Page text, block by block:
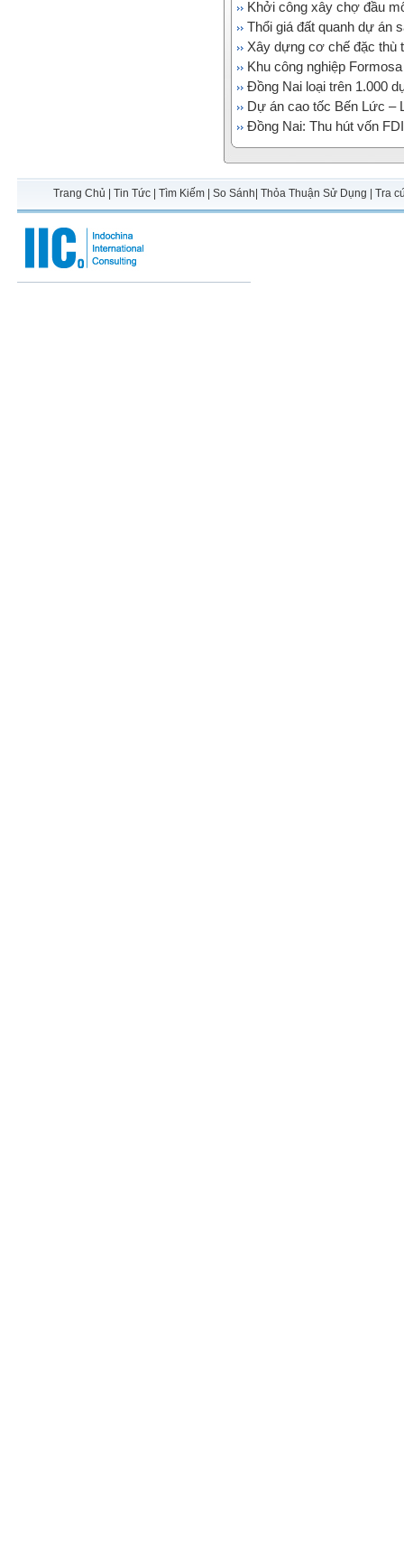
Khởi công xây chợ đầu
Thổi giá đất quanh dự án
Xây dựng cơ chế đặc thù
Khu công nghiệp
​Đồng Nai loại trên 1.000
Dự án cao tốc Bến Lức –
Đồng Nai: Thu hút vốn
Trang Chủ Tin Tức Tìm Kiếm So Sánh Thỏa Thuận Sử Dụng Tra